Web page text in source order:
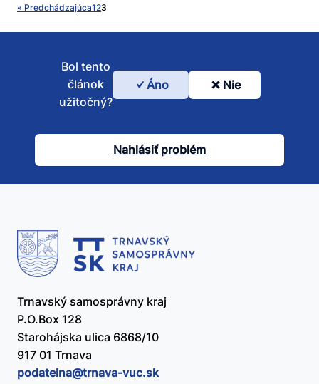
« Predchádzajúca123
Bol
článok
užitočný?
Bol tento
článok
užitočný?
Áno Nie
Nahlásiť problém
Trnavský samosprávny kraj
P.O.Box 128
Starohájska ulica 6868/10
917 01 Trnava
podatelna@​trnava-vuc.sk